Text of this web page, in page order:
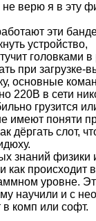
не верю я в эту
эти
устройство,
головками
при загрузке-
основные
220В в сети
грузится
имеют поняти
дёргать слот,
знаний физики
как происходит
уровне.
научили и с
в комп или софт.